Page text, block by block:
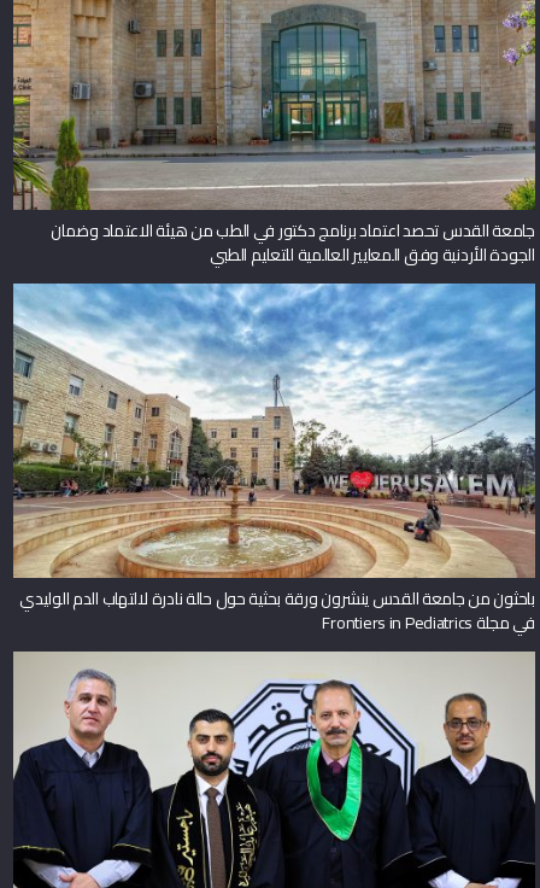
جامعة القدس تحصد اعتماد برنامج دكتور في الطب من هيئة الاعتماد وضمان
الجودة الأردنية وفق المعايير العالمية للتعليم الطبي
باحثون من جامعة القدس ينشرون ورقة بحثية حول حالة نادرة لالتهاب الدم الوليدي
في مجلة Frontiers in Pediatrics